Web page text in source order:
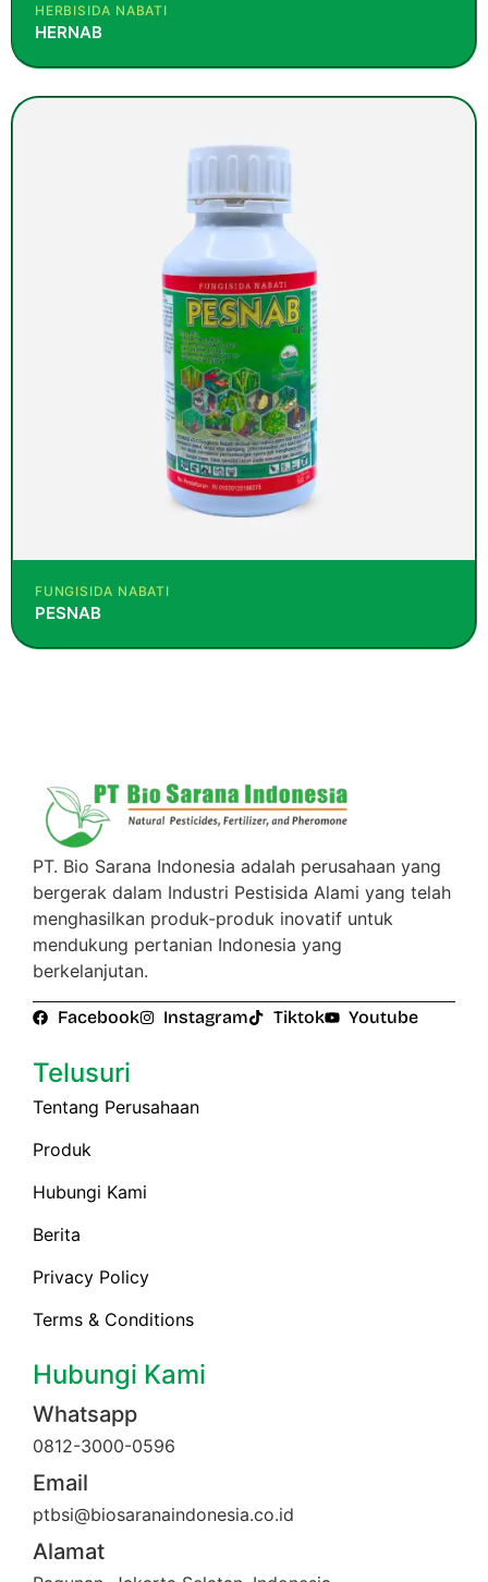
HERBISIDA NABATI
HERNAB
FUNGISIDA NABATI
PESNAB
Telusuri
Tentang Perusahaan
Produk
Hubungi Kami
Berita
Privacy Policy
Terms & Conditions
PT. Bio Sarana Indonesia adalah perusahaan yang
bergerak dalam Industri Pestisida Alami yang telah
menghasilkan produk-produk inovatif untuk
mendukung pertanian Indonesia yang
berkelanjutan.
Facebook Instagram Tiktok Youtube
Hubungi Kami
Whatsapp
0812-3000-0596
Email
ptbsi@biosaranaindonesia.co.id
Alamat